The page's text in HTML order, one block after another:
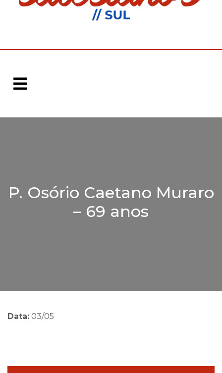
P. Osório Caetano Muraro
– 69 anos
Data: 03/05